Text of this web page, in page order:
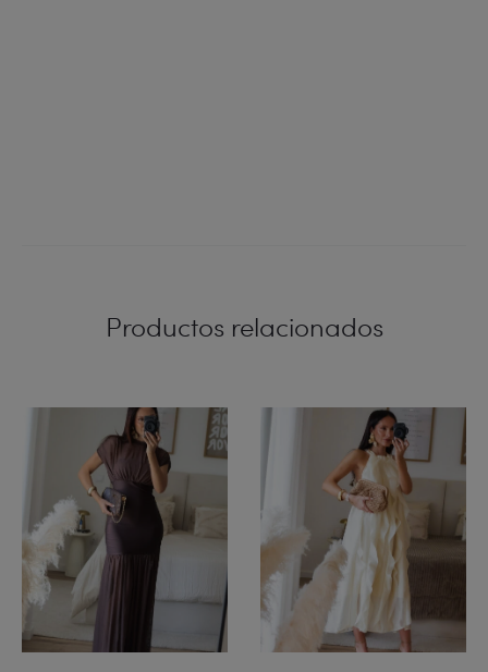
Productos relacionados